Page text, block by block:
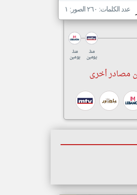
عدد الكلمات: ٢٦٠ الصور: ١
منذ
يومين
منذ
يومين